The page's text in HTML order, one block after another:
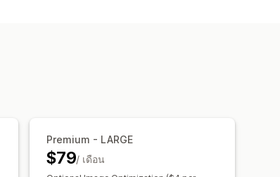
ทม์
ดการ GTINPremium - LARGE
$79/ เดือน